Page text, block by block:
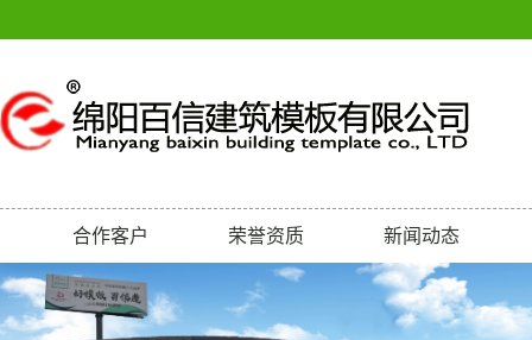
合作客户 荣誉资质
荣誉
新闻动态
公司新闻
行业新闻